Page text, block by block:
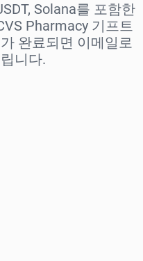
Solana를 포함한
Pharmacy 기프트
완료되면 이메일로
니다.